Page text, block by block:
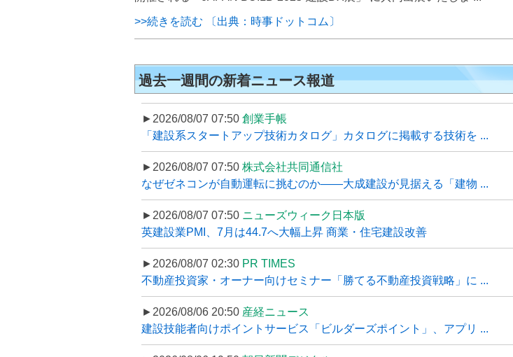
>>続きを読む 〔出典：時事ドットコム〕
過去一週間の新着ニュース報道
►2026/08/07 07:50 創業手帳
「建設系スタートアップ技術カタログ」カタログに掲載する技術を ...
►2026/08/07 07:50 株式会社共同通信社
なぜゼネコンが自動運転に挑むのか――大成建設が見据える「建物 ...
►2026/08/07 07:50 ニューズウィーク日本版
英建設業PMI、7月は44.7へ大幅上昇 商業・住宅建設改善
►2026/08/07 02:30 PR TIMES
不動産投資家・オーナー向けセミナー「勝てる不動産投資戦略」に ...
►2026/08/06 20:50 産経ニュース
建設技能者向けポイントサービス「ビルダーズポイント」、アプリ ...